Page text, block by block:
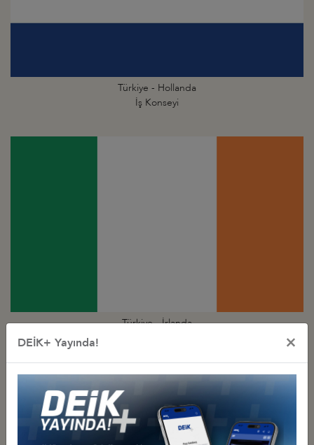
Türkiye - Hollanda
İş Konseyi
Türkiye - İrlanda
DEİK+ Yayında! ×